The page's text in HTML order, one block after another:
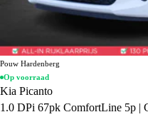
Pouw Hardenberg
Op voorraad
Kia Picanto
1.0 DPi 67pk ComfortLine 5p |